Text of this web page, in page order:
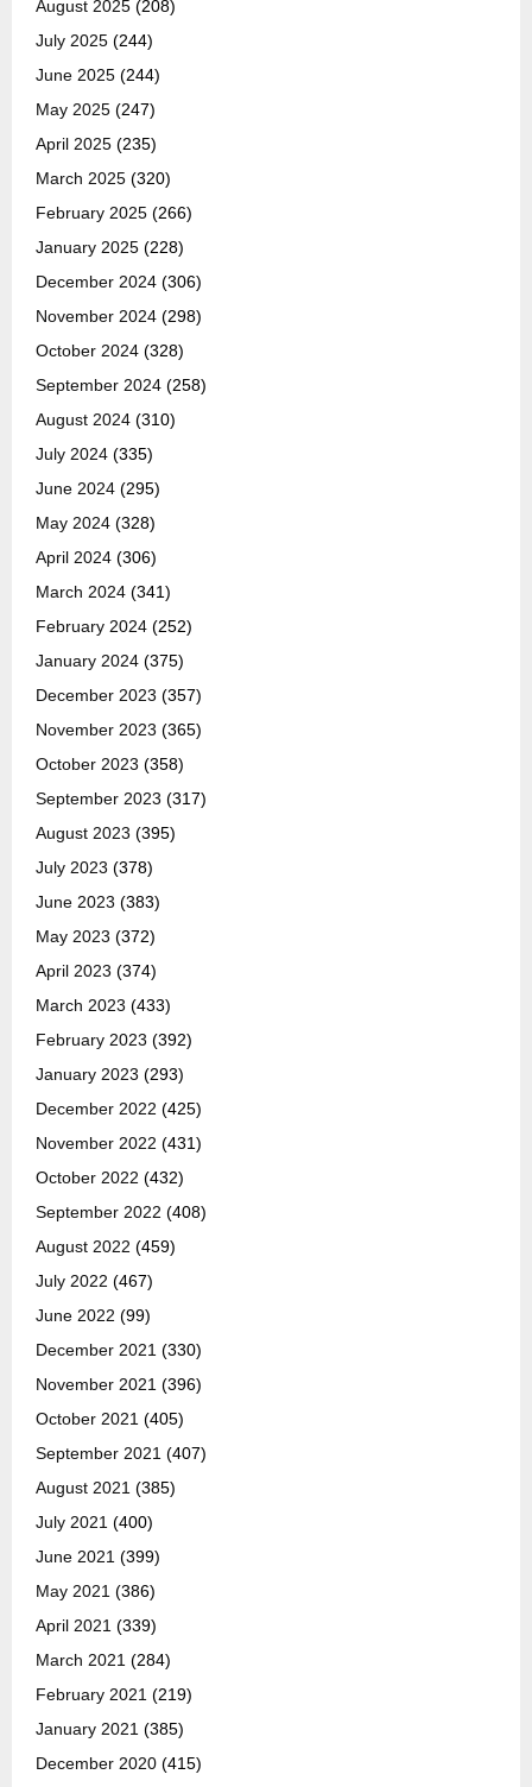
August 2025 (208)
July 2025 (244)
June 2025 (244)
May 2025 (247)
April 2025 (235)
March 2025 (320)
February 2025 (266)
January 2025 (228)
December 2024 (306)
November 2024 (298)
October 2024 (328)
September 2024 (258)
August 2024 (310)
July 2024 (335)
June 2024 (295)
May 2024 (328)
April 2024 (306)
March 2024 (341)
February 2024 (252)
January 2024 (375)
December 2023 (357)
November 2023 (365)
October 2023 (358)
September 2023 (317)
August 2023 (395)
July 2023 (378)
June 2023 (383)
May 2023 (372)
April 2023 (374)
March 2023 (433)
February 2023 (392)
January 2023 (293)
December 2022 (425)
November 2022 (431)
October 2022 (432)
September 2022 (408)
August 2022 (459)
July 2022 (467)
June 2022 (99)
December 2021 (330)
November 2021 (396)
October 2021 (405)
September 2021 (407)
August 2021 (385)
July 2021 (400)
June 2021 (399)
May 2021 (386)
April 2021 (339)
March 2021 (284)
February 2021 (219)
January 2021 (385)
December 2020 (415)